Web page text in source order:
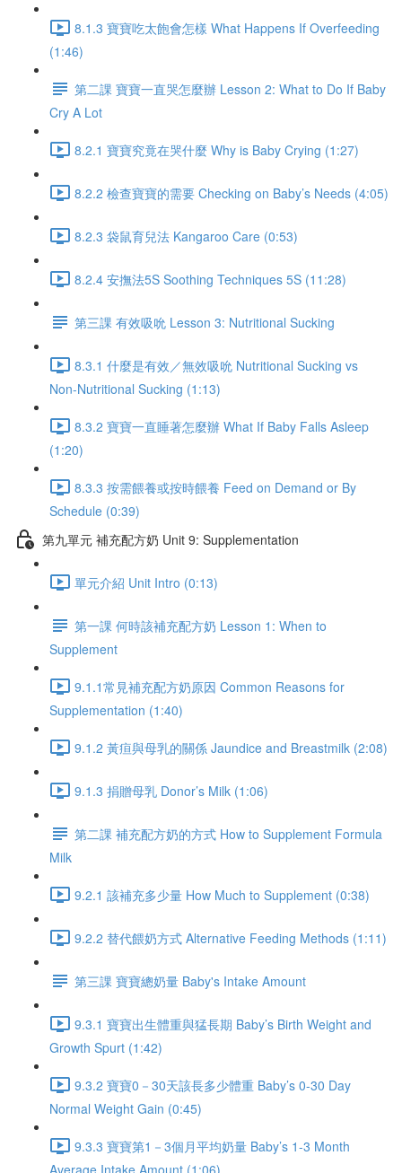
8.1.3 寶寶吃太飽會怎樣 What Happens If Overfeeding
(1:46)
第二課 寶寶一直哭怎麼辦 Lesson 2: What to Do If Baby
Cry A Lot
8.2.1 寶寶究竟在哭什麼 Why is Baby Crying (1:27)
8.2.2 檢查寶寶的需要 Checking on Baby’s Needs (4:05)
8.2.3 袋鼠育兒法 Kangaroo Care (0:53)
8.2.4 安撫法5S Soothing Techniques 5S (11:28)
第三課 有效吸吮 Lesson 3: Nutritional Sucking
8.3.1 什麼是有效／無效吸吮 Nutritional Sucking vs
Non-Nutritional Sucking (1:13)
8.3.2 寶寶一直睡著怎麼辦 What If Baby Falls Asleep
(1:20)
8.3.3 按需餵養或按時餵養 Feed on Demand or By
Schedule (0:39)
第九單元 補充配方奶 Unit 9: Supplementation
單元介紹 Unit Intro (0:13)
第一課 何時該補充配方奶 Lesson 1: When to
Supplement
9.1.1常見補充配方奶原因 Common Reasons for
Supplementation (1:40)
9.1.2 黃疸與母乳的關係 Jaundice and Breastmilk (2:08)
9.1.3 捐贈母乳 Donor’s Milk (1:06)
第二課 補充配方奶的方式 How to Supplement Formula
Milk
9.2.1 該補充多少量 How Much to Supplement (0:38)
9.2.2 替代餵奶方式 Alternative Feeding Methods (1:11)
第三課 寶寶總奶量 Baby's Intake Amount
9.3.1 寶寶出生體重與猛長期 Baby’s Birth Weight and
Growth Spurt (1:42)
9.3.2 寶寶0－30天該長多少體重 Baby’s 0-30 Day
Normal Weight Gain (0:45)
9.3.3 寶寶第1－3個月平均奶量 Baby’s 1-3 Month
Average Intake Amount (1:06)